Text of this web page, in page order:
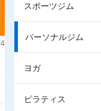
スポーツジム
パーソナルジム
ヨガ
ピラティス